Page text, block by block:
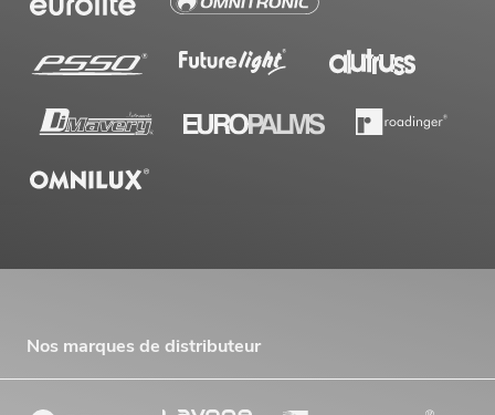
Nos marques de distributeur